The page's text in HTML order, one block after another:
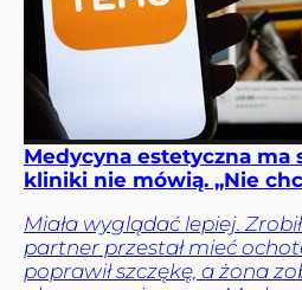
Medycyna estetyczna ma
kliniki nie mówią. „Nie
Miała wyglądać lepiej.
partner przestał mieć
poprawił szczękę, a żona